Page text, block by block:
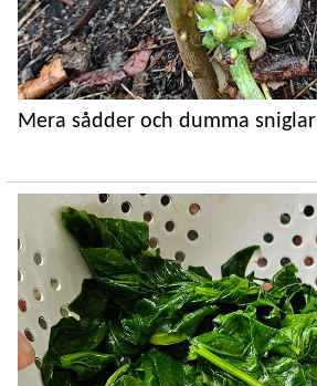
Mera sådder och dumma sniglar